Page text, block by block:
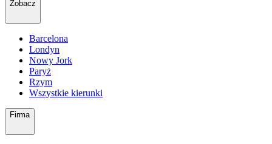
Zobacz
Barcelona
Londyn
Nowy Jork
Paryż
Rzym
Wszystkie kierunki
Firma